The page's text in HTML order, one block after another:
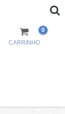
CARRINHO
0